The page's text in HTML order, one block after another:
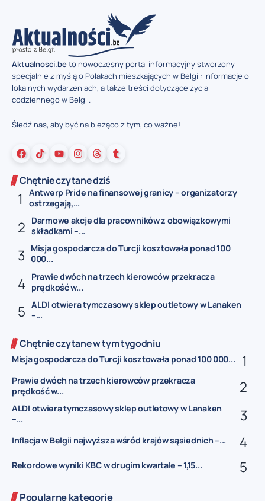
Aktualnosci.beto nowoczesny portal informacyjny stworzony
specjalnie z myślą o Polakach mieszkających w Belgii: informacje o
lokalnych wydarzeniach, a także treści dotyczące życia
codziennego w Belgii.
Śledź nas, aby być na bieżąco z tym, co ważne!
Chętnie czytane dziś
Antwerp Pride na finansowej granicy – organizatorzy
ostrzegają,...
Darmowe akcje dla pracowników z obowiązkowymi
składkami –...
Misja gospodarcza do Turcji kosztowała ponad 100
000...
Prawie dwóch na trzech kierowców przekracza
prędkość w...
ALDI otwiera tymczasowy sklep outletowy w Lanaken
–...
Chętnie czytane w tym tygodniu
Misja gospodarcza do Turcji kosztowała ponad 100 000...
Prawie dwóch na trzech kierowców przekracza
prędkość w...
ALDI otwiera tymczasowy sklep outletowy w Lanaken
–...
Inflacja w Belgii najwyższa wśród krajów sąsiednich –...
Rekordowe wyniki KBC w drugim kwartale – 1,15...
Popularne kategorie